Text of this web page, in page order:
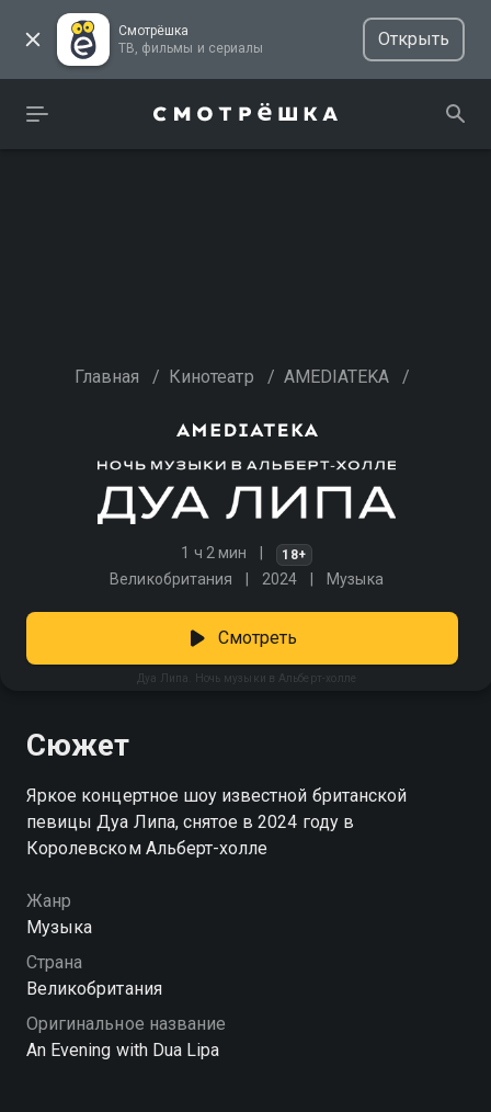
Смотрёшка
ТВ, фильмы и сериалы
Открыть
Главная / Кинотеатр / AMEDIATEKA /
1 ч 2 мин 18+
Великобритания 2024 Музыка
Дуа Липа. Ночь музыки в Альберт-холле
Смотреть
Сюжет
Яркое концертное шоу известной британской
певицы Дуа Липа, снятое в 2024 году в
Королевском Альберт-холле
Жанр
Музыка
Страна
Великобритания
Оригинальное название
An Evening with Dua Lipa